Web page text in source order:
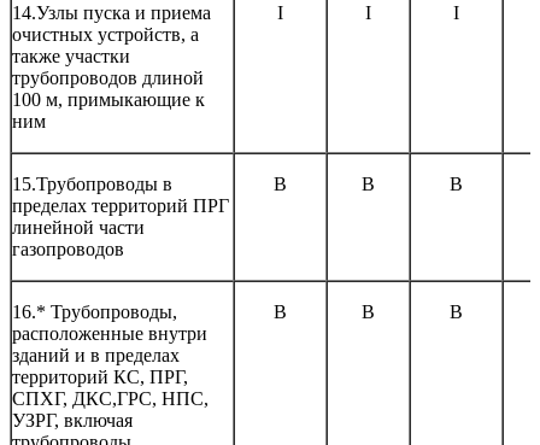
14.Узлы пуска и приема
очистных устройств, а
также участки
трубопроводов длиной
100 м, примыкающие к
ним
I I I
15.Трубопроводы в
пределах территорий ПРГ
линейной части
газопроводов
В В В
16.* Трубопроводы,
расположенные внутри
зданий и в пределах
территорий КС, ПРГ,
СПХГ, ДКС,ГРС, НПС,
УЗРГ, включая
В В В